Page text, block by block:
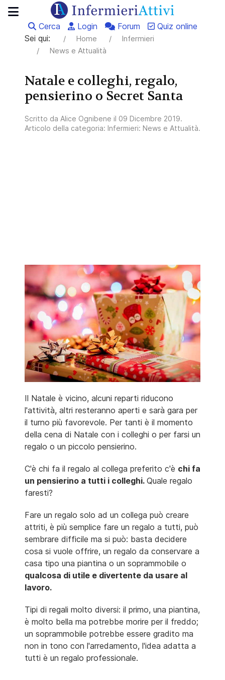
Cerca Login Forum
Quiz online
Sei qui:
Home
Infermieri
News e Attualità
Natale e colleghi, regalo,
pensierino o Secret Santa
Scritto da Alice Ognibene il 09 Dicembre 2019.
Articolo della categoria: Infermieri: News e Attualità.
Il Natale è vicino, alcuni reparti riducono
l'attività, altri resteranno aperti e sarà gara per
il turno più favorevole. Per tanti è il momento
della cena di Natale con i colleghi o per farsi un
regalo o un piccolo pensierino.
C'è chi fa il regalo al collega preferito c'è chi fa
un pensierino a tutti i colleghi. Quale regalo
faresti?
Fare un regalo solo ad un collega può creare
attriti, è più semplice fare un regalo a tutti, può
sembrare difficile ma si può: basta decidere
cosa si vuole offrire, un regalo da conservare a
casa tipo una piantina o un soprammobile o
qualcosa di utile e divertente da usare al
lavoro.
Tipi di regali molto diversi: il primo, una piantina,
è molto bella ma potrebbe morire per il freddo;
un soprammobile potrebbe essere gradito ma
non in tono con l'arredamento, l'idea adatta a
tutti è un regalo professionale.